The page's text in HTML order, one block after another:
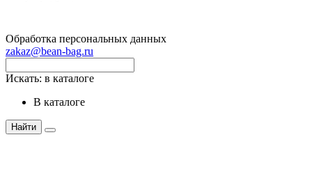
Обработка персональных данных
zakaz@bean-bag.ru
Искать: в каталоге
в каталоге
Найти